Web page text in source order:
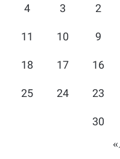
2
3
4
9
10
11
16
17
18
23
24
25
30
»